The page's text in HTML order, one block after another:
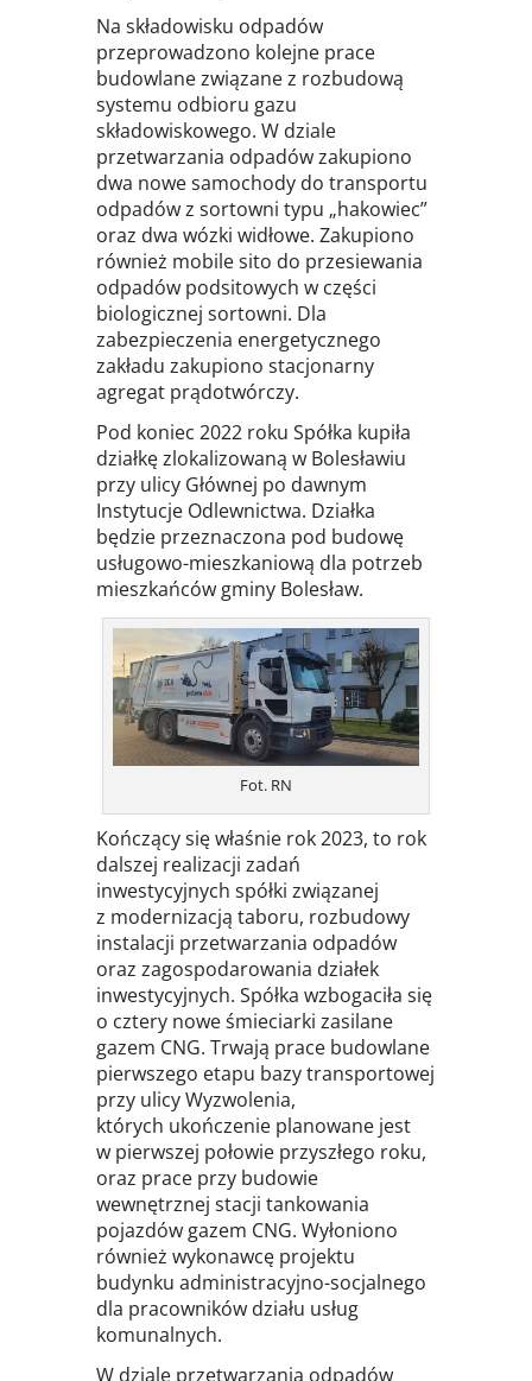
Na składowisku odpadów
przeprowadzono kolejne prace
budowlane związane z rozbudową
systemu odbioru gazu
składowiskowego. W dziale
przetwarzania odpadów zakupiono
dwa nowe samochody do transportu
odpadów z sortowni typu „hakowiec”
oraz dwa wózki widłowe. Zakupiono
również mobile sito do przesiewania
odpadów podsitowych w części
biologicznej sortowni. Dla
zabezpieczenia energetycznego
zakładu zakupiono stacjonarny
agregat prądotwórczy.
Pod koniec 2022 roku Spółka kupiła
działkę zlokalizowaną w Bolesławiu
przy ulicy Głównej po dawnym
Instytucje Odlewnictwa. Działka
będzie przeznaczona pod budowę
usługowo-mieszkaniową dla potrzeb
mieszkańców gminy Bolesław.
Fot. RN
Kończący się właśnie rok 2023, to rok
dalszej realizacji zadań
inwestycyjnych spółki związanej
z modernizacją taboru, rozbudowy
instalacji przetwarzania odpadów
oraz zagospodarowania działek
inwestycyjnych. Spółka wzbogaciła się
o cztery nowe śmieciarki zasilane
gazem CNG. Trwają prace budowlane
pierwszego etapu bazy transportowej
przy ulicy Wyzwolenia,
których ukończenie planowane jest
w pierwszej połowie przyszłego roku,
oraz prace przy budowie
wewnętrznej stacji tankowania
pojazdów gazem CNG. Wyłoniono
również wykonawcę projektu
budynku administracyjno-socjalnego
dla pracowników działu usług
komunalnych.
W dziale przetwarzania odpadów